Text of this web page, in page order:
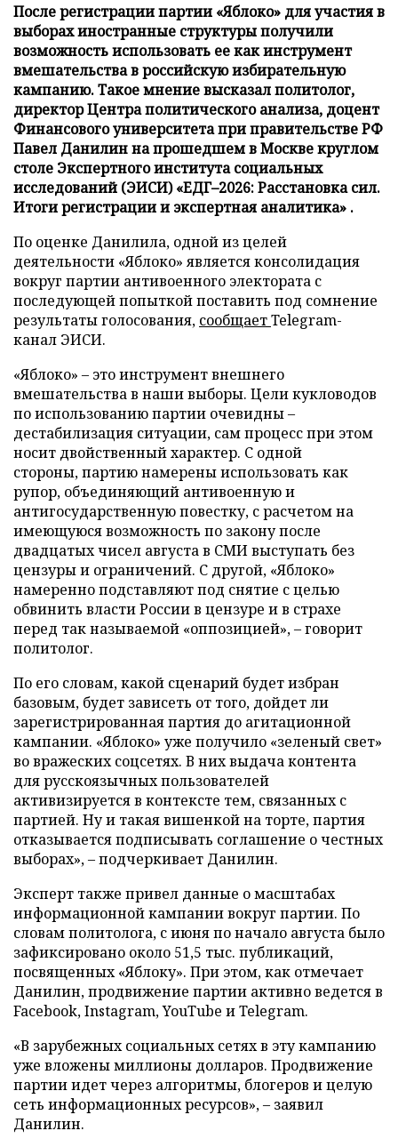
После регистрации партии «Яблоко» для участия в
выборах иностранные структуры получили
возможность использовать ее как инструмент
вмешательства в российскую избирательную
кампанию. Такое мнение высказал политолог,
директор Центра политического анализа, доцент
Финансового университета при правительстве РФ
Павел Данилин на прошедшем в Москве круглом
столе Экспертного института социальных
исследований (ЭИСИ) «ЕДГ–2026: Расстановка сил.
Итоги регистрации и экспертная аналитика» .
По оценке Данилила, одной из целей
деятельности «Яблоко» является консолидация
вокруг партии антивоенного электората с
последующей попыткой поставить под сомнение
результаты голосования, сообщаетTelegram-
канал ЭИСИ.
«Яблоко» – это инструмент внешнего
вмешательства в наши выборы. Цели кукловодов
по использованию партии очевидны –
дестабилизация ситуации, сам процесс при этом
носит двойственный характер. С одной
стороны, партию намерены использовать как
рупор, объединяющий антивоенную и
антигосударственную повестку, с расчетом на
имеющуюся возможность по закону после
двадцатых чисел августа в СМИ выступать без
цензуры и ограничений. С другой, «Яблоко»
намеренно подставляют под снятие с целью
обвинить власти России в цензуре и в страхе
перед так называемой «оппозицией», – говорит
политолог.
По его словам, какой сценарий будет избран
базовым, будет зависеть от того, дойдет ли
зарегистрированная партия до агитационной
кампании. «Яблоко» уже получило «зеленый свет»
во вражеских соцсетях. В них выдача контента
для русскоязычных пользователей
активизируется в контексте тем, связанных с
партией. Ну и такая вишенкой на торте, партия
отказывается подписывать соглашение о честных
выборах», – подчеркивает Данилин.
Эксперт также привел данные о масштабах
информационной кампании вокруг партии. По
словам политолога, с июня по начало августа было
зафиксировано около 51,5 тыс. публикаций,
посвященных «Яблоку». При этом, как отмечает
Данилин, продвижение партии активно ведется в
Facebook, Instagram, YouTube и Telegram.
«В зарубежных социальных сетях в эту кампанию
уже вложены миллионы долларов. Продвижение
партии идет через алгоритмы, блогеров и целую
сеть информационных ресурсов», – заявил
Данилин.